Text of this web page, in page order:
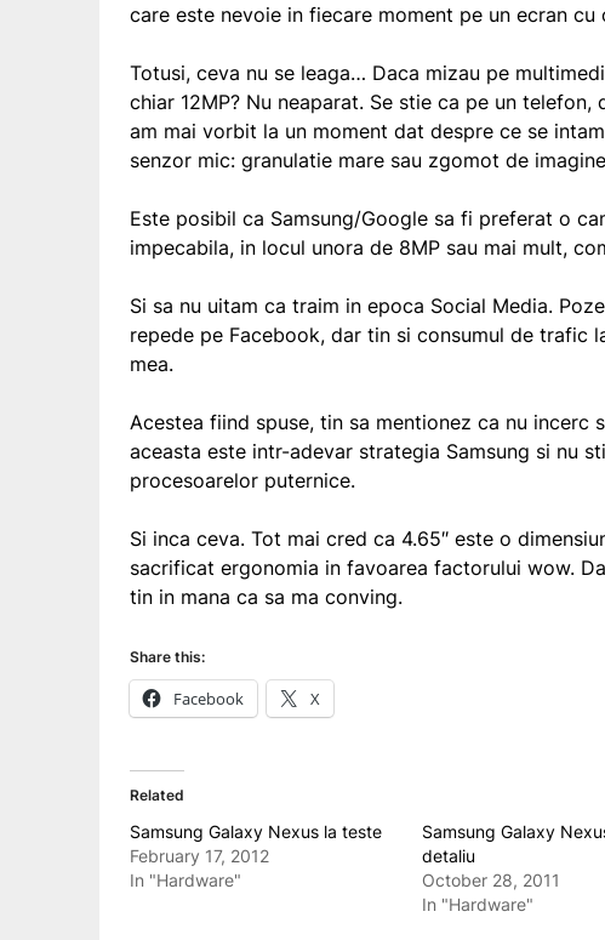
care este nevoie in fiecare moment pe un ecran
Totusi, ceva nu se leaga… Daca mizau pe
chiar 12MP? Nu neaparat. Se stie ca pe un
am mai vorbit la un moment dat despre ce se
senzor mic: granulatie mare sau zgomot de
Este posibil ca Samsung/Google sa fi preferat o
impecabila, in locul unora de 8MP sau mai mult,
Si sa nu uitam ca traim in epoca Social Media.
repede pe Facebook, dar tin si consumul de trafic
mea.
Acestea fiind spuse, tin sa mentionez ca nu incerc
aceasta este intr-adevar strategia Samsung si nu
procesoarelor puternice.
Si inca ceva. Tot mai cred ca 4.65″ este o
sacrificat ergonomia in favoarea factorului wow.
tin in mana ca sa ma conving.
Share this:
Facebook X
Related
Samsung Galaxy Nexus la teste
February 17, 2012
In "Hardware"
Samsung Galaxy
detaliu
October 28, 2011
In "Hardware"